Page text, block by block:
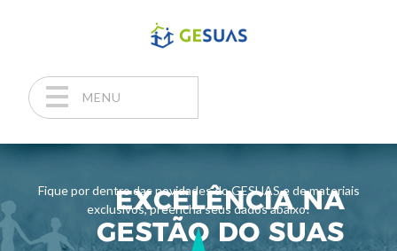
MENU
Fique por dentro das novidades do GESUAS e de materiais
exclusivos, preencha seus dados abaixo!